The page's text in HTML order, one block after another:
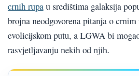
crnih rupa u središtima galaksija
brojna neodgovorena pitanja o
evolicijskom putu, a LGWA bi
rasvjetljavanju nekih od njih.